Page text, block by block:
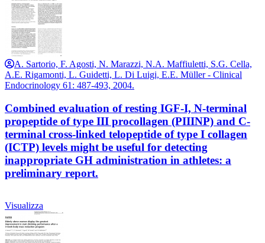
A. Sartorio, F. Agosti, N. Marazzi, N.A. Maffiuletti, S.G. Cella,
A.E. Rigamonti, L. Guidetti, L. Di Luigi, E.E. Müller - Clinical
Endocrinology 61: 487-493, 2004.
Combined evaluation of resting IGF-I, N-terminal
propeptide of type III procollagen (PIIINP) and C-
terminal cross-linked telopeptide of type I collagen
(ICTP) levels might be useful for detecting
inappropriate GH administration in athletes: a
preliminary report.
Visualizza